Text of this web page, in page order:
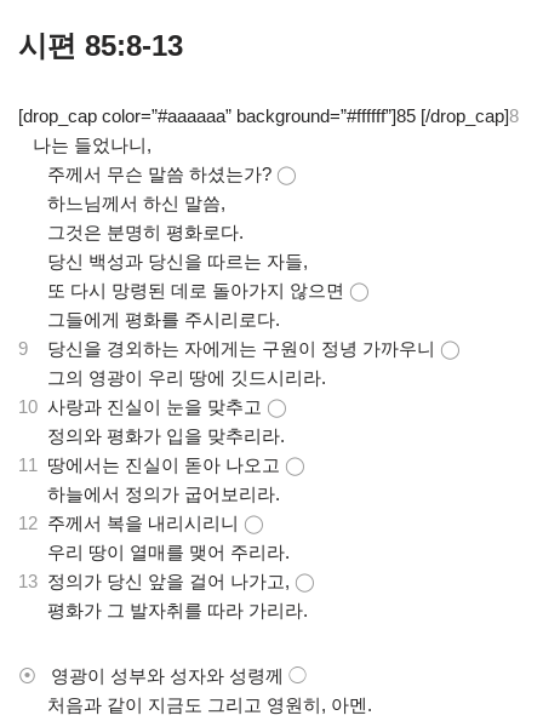
시편 85:8-13
[drop_cap color=”#aaaaaa” background=”#ffffff”]85 [/drop_cap]8
나는 들었나니,
주께서 무슨 말씀 하셨는가? ◯
하느님께서 하신 말씀,
그것은 분명히 평화로다.
당신 백성과 당신을 따르는 자들,
또 다시 망령된 데로 돌아가지 않으면 ◯
그들에게 평화를 주시리로다.
9 당신을 경외하는 자에게는 구원이 정녕 가까우니 ◯
그의 영광이 우리 땅에 깃드시리라.
10 사랑과 진실이 눈을 맞추고 ◯
정의와 평화가 입을 맞추리라.
11
땅에서는 진실이 돋아 나오고 ◯
하늘에서 정의가 굽어보리라.
12 주께서 복을 내리시리니 ◯
우리 땅이 열매를 맺어 주리라.
13 정의가 당신 앞을 걸어 나가고, ◯
평화가 그 발자취를 따라 가리라.
⦿ 영광이 성부와 성자와 성령께 ◯
처음과 같이 지금도 그리고 영원히, 아멘.